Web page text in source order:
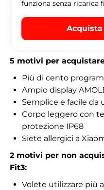
funziona senza ricarica
5 motivi per
Più di cento
Ampio display
Semplice e facile da
Corpo leggero con
protezione IP68
Siete allergici a
2 motivi per non
Fit3:
Volete utilizzare più